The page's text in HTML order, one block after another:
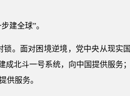
建全球”。
。面对困境逆境，党中央从现实国
北斗一号系统，向中国提供服务；
供服务。